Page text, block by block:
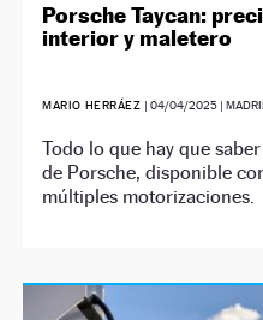
Porsche Taycan:
interior y maletero
MARIO HERRÁEZ | 04/04/2025|
Todo lo que hay que
de Porsche, disponible
múltiples motorizaciones.